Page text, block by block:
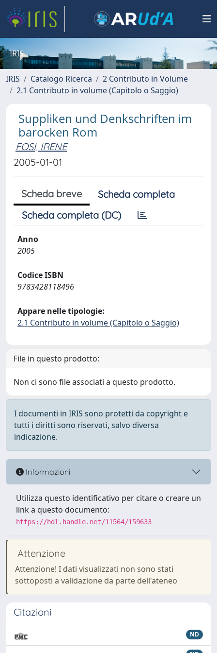
IRIS
IRIS Catalogo Ricerca
2 Contributo in Volume
2.1 Contributo in volume (Capitolo o Saggio)
Suppliken und Denkschriften im
barocken Rom
FOSI, IRENE
2005-01-01
Scheda breve
Scheda completa
Scheda completa (DC)
Anno
2005
Codice ISBN
9783428118496
Appare nelle tipologie:
2.1 Contributo in volume (Capitolo o Saggio)
File in questo prodotto:
Non ci sono file associati a questo prodotto.
I documenti in IRIS sono protetti da copyright e
tutti i diritti sono riservati, salvo diversa
indicazione.
Informazioni
Utilizza questo identificativo per citare o creare un
link a questo documento:
https://hdl.handle.net/11564/159633
Attenzione
Attenzione! I dati visualizzati non sono stati
sottoposti a validazione da parte dell'ateneo
Citazioni
ND